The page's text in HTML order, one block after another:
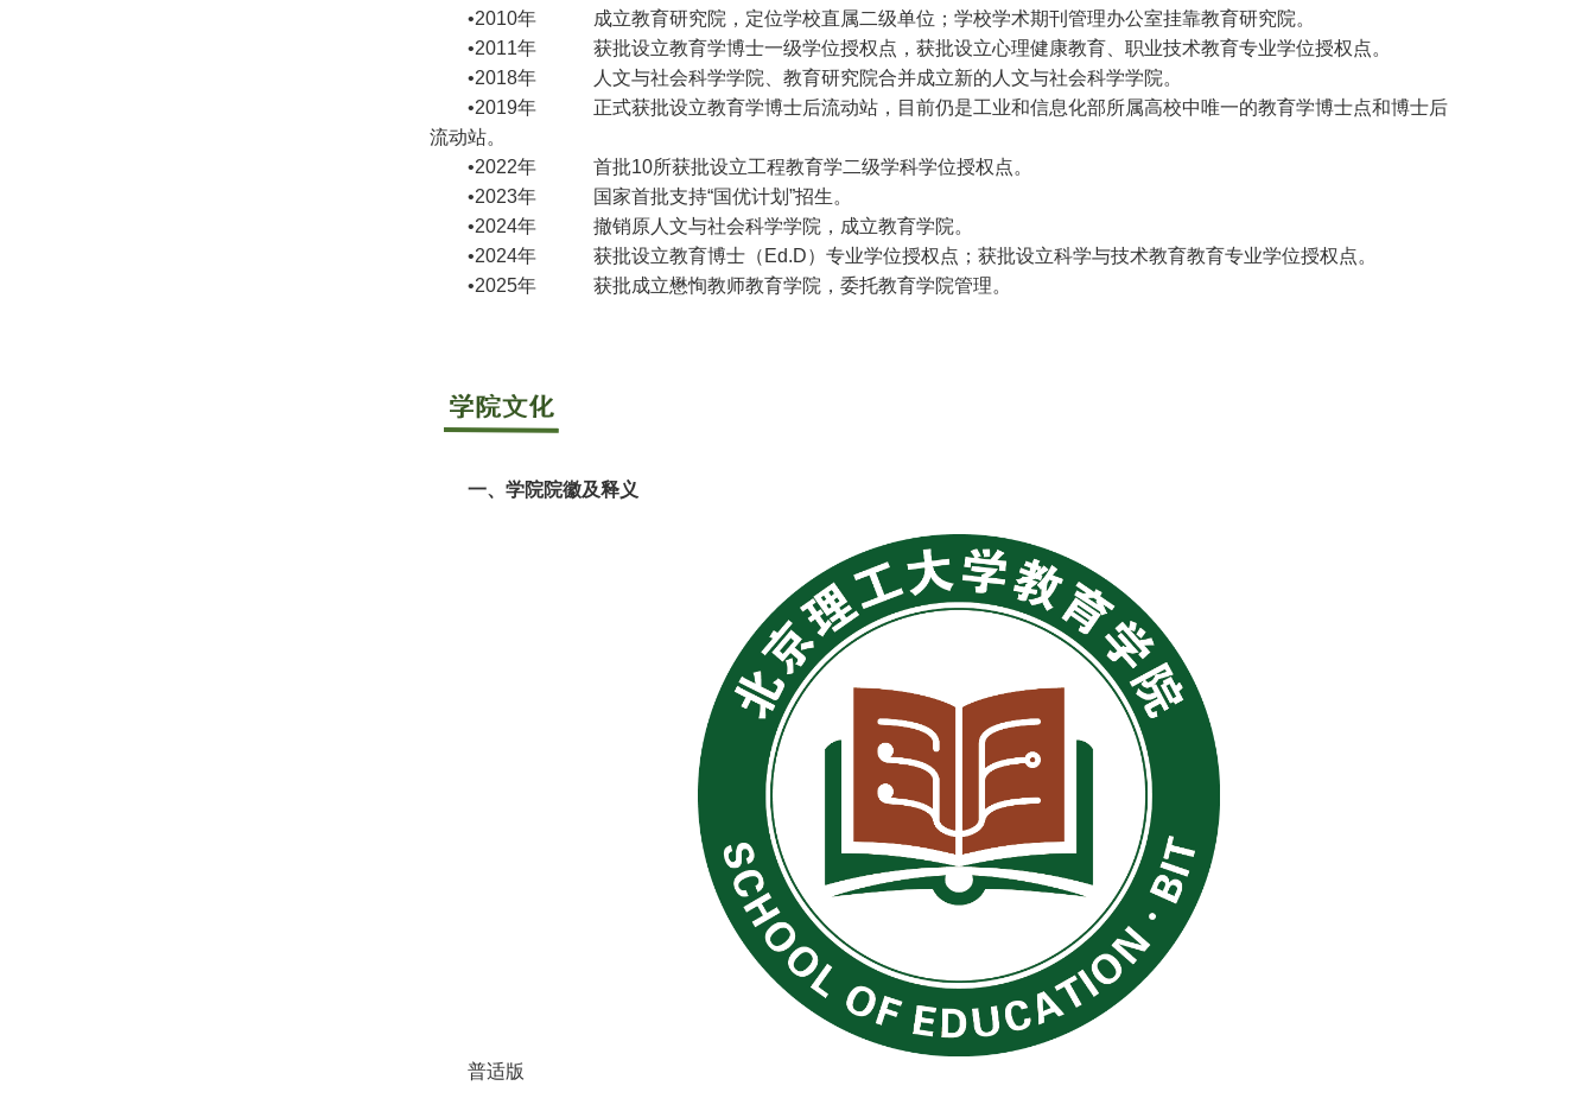
•2010年 成立教育研究院，定位学校直属二级单位；学校学术期刊管理办公室挂靠教育研究院。
•2011年 获批设立教育学博士一级学位授权点，获批设立心理健康教育、职业技术教育专业学位授权点。
•2018年 人文与社会科学学院、教育研究院合并成立新的人文与社会科学学院。
•2019年 正式获批设立教育学博士后流动站，目前仍是工业和信息化部所属高校中唯一的教育学博士点和博士后
流动站。
•2022年 首批10所获批设立工程教育学二级学科学位授权点。
•2023年 国家首批支持“国优计划”招生。
•2024年 撤销原人文与社会科学学院，成立教育学院。
•2024年 获批设立教育博士（Ed.D）专业学位授权点；获批设立科学与技术教育教育专业学位授权点。
•2025年 获批成立懋恂教师教育学院，委托教育学院管理。
一、学院院徽及释义
普适版